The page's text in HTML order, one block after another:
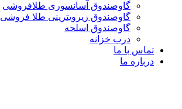
گاوصندوق آسانسوری طلافروشی
گاوصندوق زیرویترینی طلا فروشی
گاوصندوق اسلحه
درب خزانه
تماس با ما
درباره ما